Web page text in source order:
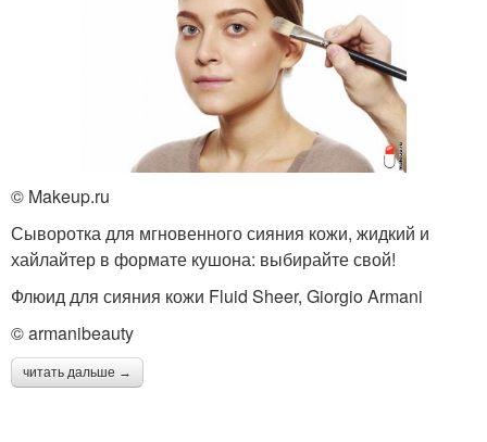
© Makeup.ru
Сыворотка для мгновенного сияния кожи, жидкий и
хайлайтер в формате кушона: выбирайте свой!
Флюид для сияния кожи Fluid Sheer, Giorgio Armani
© armanibeauty
читать дальше →